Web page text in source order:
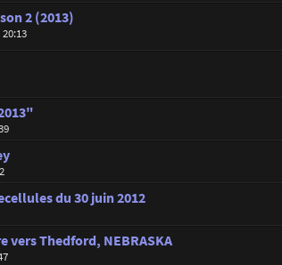
2 (2013)
du 30 juin 2012
vers Thedford, NEBRASKA